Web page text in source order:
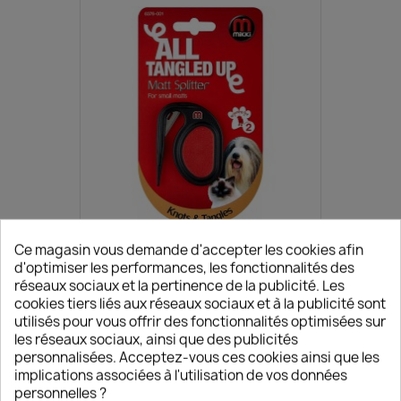
Aperçu rapide
Coupe Nœuds
8,00 €
Ce magasin vous demande d'accepter les cookies afin
d'optimiser les performances, les fonctionnalités des
réseaux sociaux et la pertinence de la publicité. Les
cookies tiers liés aux réseaux sociaux et à la publicité sont
utilisés pour vous offrir des fonctionnalités optimisées sur
les réseaux sociaux, ainsi que des publicités
personnalisées. Acceptez-vous ces cookies ainsi que les
implications associées à l'utilisation de vos données
personnelles ?